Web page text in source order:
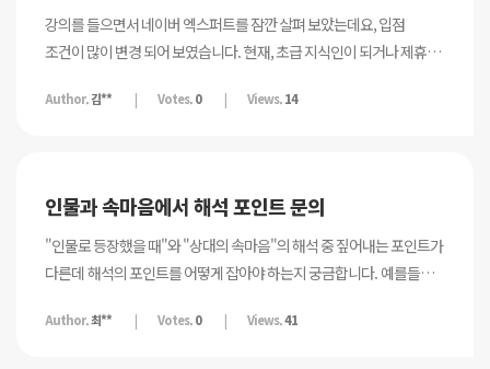
강의를 들으면서 네이버 엑스퍼트를 잠깐 살펴 보았는데요, 입점
조건이 많이 변경 되어 보였습니다. 현재, 초급 지식인이 되거나 제휴가
걸까요? 확인 한 번 부탁 드립니다. 기존의 강의가 네이버 엑스퍼트
Author.김** Votes.0 Views.14
인물과 속마음에서 해석 포인트 문의
"인물로 등장했을 때"와 "상대의 속마음"의 해석 중 짚어내는 포인트가
다른데 해석의 포인트를 어떻게 잡아야 하는지 궁금합니다. 예를들어
마음이 따뜻한 누군가를 그리워하고 있다."라의 해석을
Author.최** Votes.0 Views.41